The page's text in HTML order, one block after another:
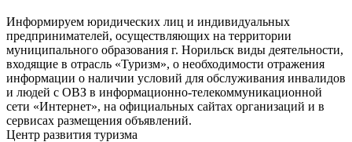
Информируем юридических лиц и индивидуальных
предпринимателей, осуществляющих на территории
муниципального образования г. Норильск виды деятельности,
входящие в отрасль «Туризм», о необходимости отражения
информации о наличии условий для обслуживания инвалидов
и людей с ОВЗ в информационно-телекоммуникационной
сети «Интернет», на официальных сайтах организаций и в
сервисах размещения объявлений.
Центр развития туризма